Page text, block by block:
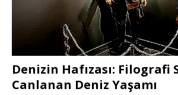
Denizin Hafızası: Filografi
Canlanan Deniz Yaşamı